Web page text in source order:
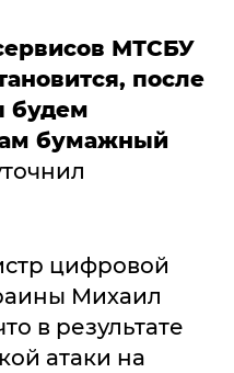
МТСБУ
после
будем
бумажный
цифровой
Михаил
в результате
атаки на